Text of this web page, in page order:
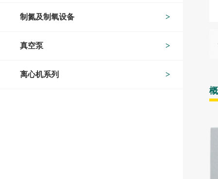
制氮及制氧设备
真空泵
离心机系列